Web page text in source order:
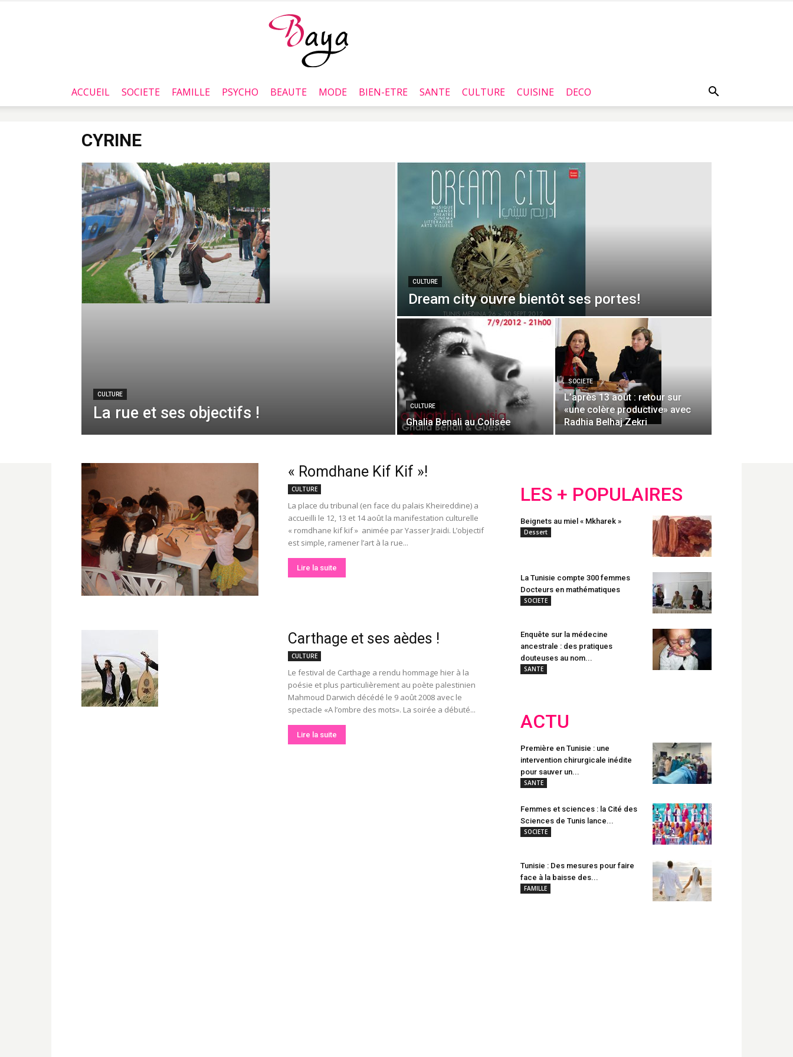
Baya.tn
ACCUEIL SOCIETE FAMILLE PSYCHO BEAUTE MODE BIEN-ETRE SANTE CULTURE CUISINE DECO
CYRINE
CULTURE
La rue et ses objectifs !
CULTURE
Dream city ouvre bientôt ses portes!
CULTURE
Ghalia Benali au Colisée
SOCIETE
L’après 13 août : retour sur
«une colère productive» avec
Radhia Belhaj Zekri
« Romdhane Kif Kif »!
CULTURE
La place du tribunal (en face du palais Kheireddine) a
accueilli le 12, 13 et 14 août la manifestation culturelle
« romdhane kif kif » animée par Yasser Jraidi. L’objectif
est simple, ramener l’art à la rue...
Lire la suite
Carthage et ses aèdes !
CULTURE
Le festival de Carthage a rendu hommage hier à la
poésie et plus particulièrement au poète palestinien
Mahmoud Darwich décédé le 9 août 2008 avec le
spectacle «A l’ombre des mots». La soirée a débuté...
Lire la suite
LES + POPULAIRES
Beignets au miel « Mkharek »
Dessert
La Tunisie compte 300 femmes
Docteurs en mathématiques
SOCIETE
Enquête sur la médecine
ancestrale : des pratiques
douteuses au nom...
SANTE
ACTU
Première en Tunisie : une
intervention chirurgicale inédite
pour sauver un...
SANTE
Femmes et sciences : la Cité des
Sciences de Tunis lance...
SOCIETE
Tunisie : Des mesures pour faire
face à la baisse des...
FAMILLE